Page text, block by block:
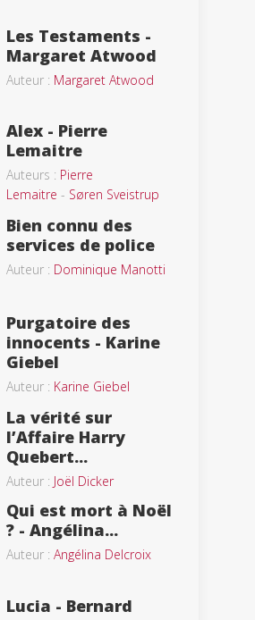
Les Testaments -
Margaret Atwood
Auteur : Margaret Atwood
Alex - Pierre
Lemaitre
Auteurs : Pierre
Lemaitre - Søren Sveistrup
Bien connu des
services de police
Auteur : Dominique Manotti
Purgatoire des
innocents - Karine
Giebel
Auteur : Karine Giebel
La vérité sur
l’Affaire Harry
Quebert...
Auteur : Joël Dicker
Qui est mort à Noël
? - Angélina...
Auteur : Angélina Delcroix
Lucia - Bernard